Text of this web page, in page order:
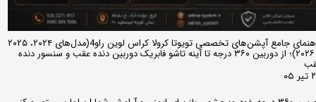
راهنمای جامع آپشن‌های تخصصی تویوتا کرولا کراس لوین راو4(مدل‌های ۲۰۲۴، ۲۰۲۵
و ۲۰۲۶)؛ از دوربین ۳۶۰ درجه تا آینه تاشو فابریک دوربین دنده عقب و سنسور دنده